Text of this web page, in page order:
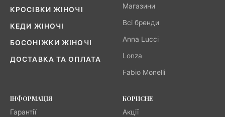
КРОСІВКИ ЖІНОЧІ
КЕДИ ЖІНОЧІ
БОСОНІЖКИ ЖІНОЧІ
ДОСТАВКА ТА ОПЛАТА
Магазини
Всі бренди
Anna Lucci
Lonza
Fabio Monelli
ІНФОРМАЦІЯ
Гарантії
КОРИСНЕ
Акції